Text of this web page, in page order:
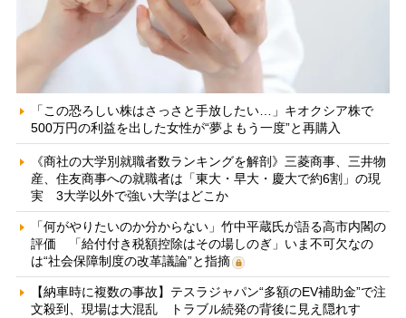
「この恐ろしい株はさっさと手放したい…」キオクシア株で
500万円の利益を出した女性が“夢よもう一度”と再購入
《商社の大学別就職者数ランキングを解剖》三菱商事、三井物
産、住友商事への就職者は「東大・早大・慶大で約6割」の現
実 3大学以外で強い大学はどこか
「何がやりたいのか分からない」竹中平蔵氏が語る高市内閣の
評価 「給付付き税額控除はその場しのぎ」いま不可欠なの
は“社会保障制度の改革議論”と指摘
【納車時に複数の事故】テスラジャパン“多額のEV補助金”で注
文殺到、現場は大混乱 トラブル続発の背後に見え隠れす